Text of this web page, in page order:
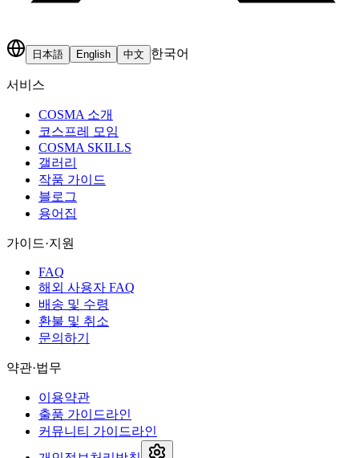
日本語 English 中文 한국어
서비스
COSMA 소개
코스프레 모임
COSMA SKILLS
갤러리
작품 가이드
블로그
용어집
가이드·지원
FAQ
해외 사용자 FAQ
배송 및 수령
환불 및 취소
문의하기
약관·법무
이용약관
출품 가이드라인
커뮤니티 가이드라인